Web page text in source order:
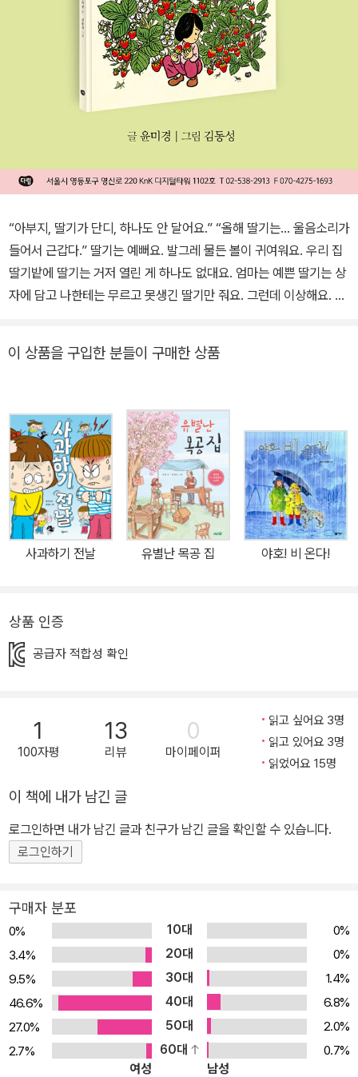
“아부지, 딸기가 단디, 하나도 안 달어요.” “올해 딸기는… 울음소리가
들어서 근갑다.” 딸기는 예뻐요. 발그레 물든 볼이 귀여워요. 우리 집
딸기밭에 딸기는 거저 열린 게 하나도 없대요. 엄마는 예쁜 딸기는 상
자에 담고 나한테는 무르고 못생긴 딸기만 줘요. 그런데 이상해요. 올
고 저리 가며 부지런 떨던 딸기가 딸기밭에 누워만 있어요. 딸기는 더
어두운 얼굴로 소곤소곤 속삭이는 엄마 아빠처럼요. 참 이상하고 이
상했어요. 1980년 5월에 열렸던 그해, 딸기. 어린이의 시선에서 본 1
980년 5월 광주, 그날의 이야기 광주 민주화 운동은 10일이라는 짧
은 기간 동안 1000명이 넘는 인명 피해를 냈다. 이마저도 10년이 훨
씬 지난 후인 1995년에 공식적으로 집계된 숫자로 직, 간접적인 피
해가 훨씬 많을 것으로 예상된다. 광주 항쟁 기간 동안 타 지역과의 통
신도 끊어지고 교통편도 막혔다. 언론은 시민군을 폭도 내지 간첩으
로 보도하며 검열된 뉴스를 퍼 날랐다. 광주는 그렇게 고립되어 갔다.
장 바쁜 시기인데, 그해 5월엔 딸기밭에 딸기가 넘쳐 나는 것이다. 맨
날 못난 딸기만 주던 엄마가 바구니 한가득 예쁘고 탐스러운 딸기를
한 모습이 있다. <그 오월의 딸기>는 1980년 5월 광주에서 일어난
비극을 입체적으로 표현한다. 평화로운 딸기밭의 풍경과 어린이의 순
진한 음성 뒤로 시민들이 진압 봉에 맞고 끌려간다. 탱크가 움직이고
헬기가 난다. 시민군들은 태극기를 휘날리며 민주화를 외친다. 폐허
매를 맺은 오늘날, 우리가 기억해야 할 그날의 이야기가 가슴 아프게
펼쳐진다.
이 상품을 구입한 분들이 구매한 상품
사과하기 전날 유별난 목공 집 야호! 비 온다!
상품 인증
공급자 적합성 확인
1
100자평
13
리뷰
0
마이페이퍼
읽고 싶어요 3명
읽고 있어요 3명
읽었어요 15명
이 책에 내가 남긴 글
로그인하면 내가 남긴 글과 친구가 남긴 글을 확인할 수 있습니다.
로그인하기
구매자 분포
0% 10대
0%
3.4%
20대
0%
9.5%
30대
1.4%
46.6%
40대
6.8%
27.0%
50대
2.0%
2.7%
60대
0.7%
여성
남성